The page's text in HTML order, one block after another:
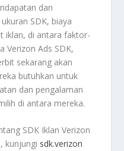
dan
SDK, biaya
iklan, di antara faktor-
Verizon Ads SDK,
sekarang akan
butuhkan untuk
dan pengalaman
di antara mereka.
SDK Iklan Verizon
kunjungi sdk.verizon